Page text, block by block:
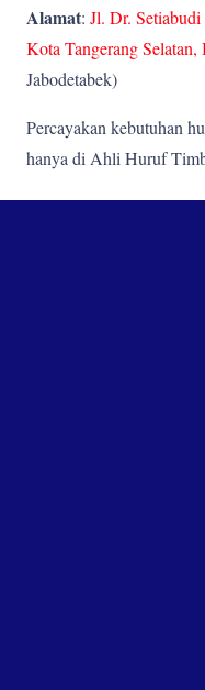
Alamat: Jl. Dr.
Kota Tangerang Selatan,
Jabodetabek)
Percayakan kebutuhan
hanya di Ahli Huruf